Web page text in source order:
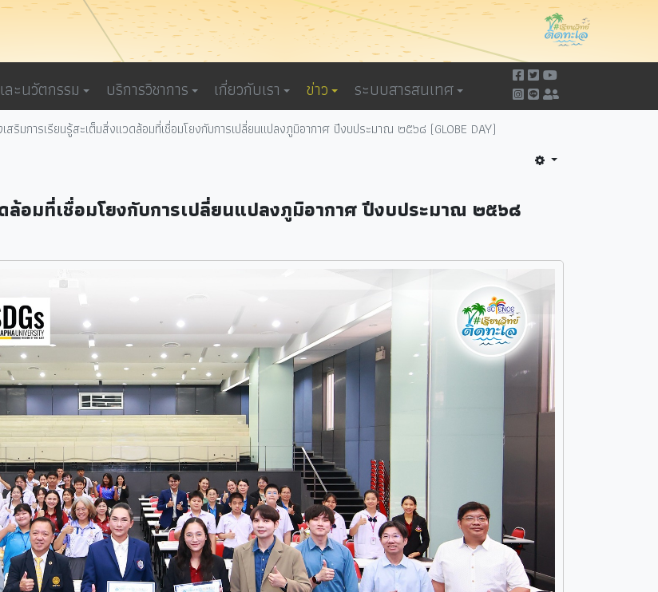
ะนวัตกรรม บริการวิชาการ เกี่ยวกับเรา ข่าว ระบบสารสนเทศ
สริมการเรียนรู้สะเต็มสิ่งแวดล้อมที่เชื่อมโยงกับการเปลี่ยนแปลงภูมิอากาศ ปีงบประมาณ ๒๕๖๘ (GLOBE DAY)
ล้อมที่เชื่อมโยงกับการเปลี่ยนแปลงภูมิอากาศ ปีงบประมาณ ๒๕๖๘